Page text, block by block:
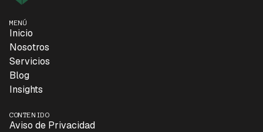
MENÚ
Inicio
Nosotros
Servicios
Blog
Insights
CONTENIDO
Aviso de Privacidad